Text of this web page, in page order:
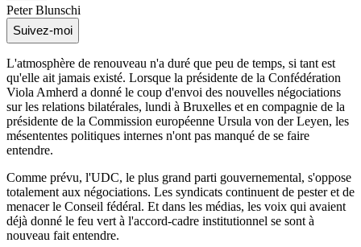
Peter Blunschi
Suivez-moi
L'atmosphère de renouveau n'a duré que peu de temps, si tant est
qu'elle ait jamais existé. Lorsque la présidente de la Confédération
Viola Amherd a donné le coup d'envoi des nouvelles négociations
sur les relations bilatérales, lundi à Bruxelles et en compagnie de la
présidente de la Commission européenne Ursula von der Leyen, les
mésententes politiques internes n'ont pas manqué de se faire
entendre.
Comme prévu, l'UDC, le plus grand parti gouvernemental, s'oppose
totalement aux négociations. Les syndicats continuent de pester et de
menacer le Conseil fédéral. Et dans les médias, les voix qui avaient
déjà donné le feu vert à l'accord-cadre institutionnel se sont à
nouveau fait entendre.